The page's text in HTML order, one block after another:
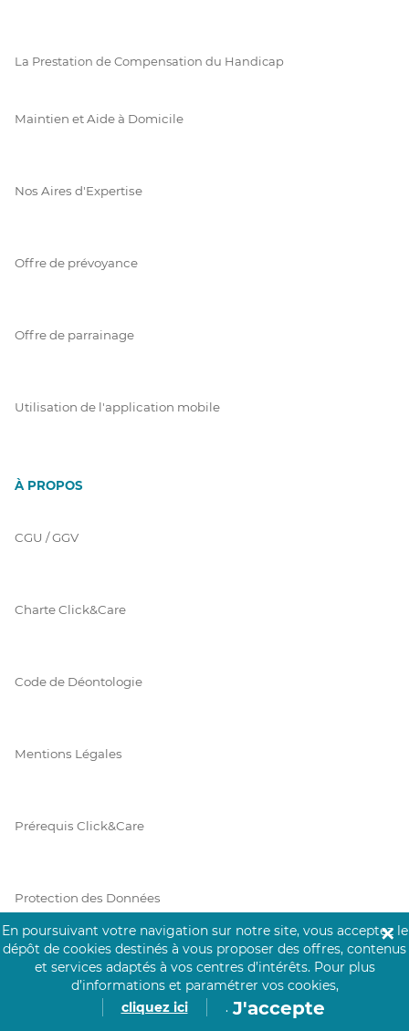
La Prestation de Compensation du Handicap
Maintien et Aide à Domicile
Nos Aires d'Expertise
Offre de prévoyance
Offre de parrainage
Utilisation de l'application mobile
À PROPOS
CGU / GGV
Charte Click&Care
Code de Déontologie
Mentions Légales
Prérequis Click&Care
Protection des Données
Vie Privée
En poursuivant votre navigation sur notre site, vous acceptez le
dépôt de cookies destinés à vous proposer des offres, contenus
et services adaptés à vos centres d’intérêts. Pour plus
d’informations et paramétrer vos cookies,
cliquez ici
. J'accepte
✕